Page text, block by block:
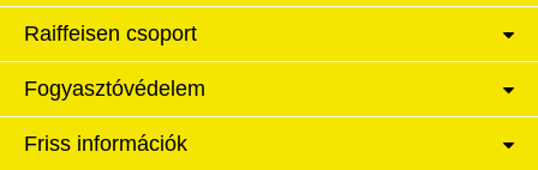
Raiffeisen csoport
Fogyasztóvédelem
Friss információk